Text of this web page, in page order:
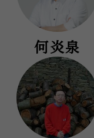
何炎泉